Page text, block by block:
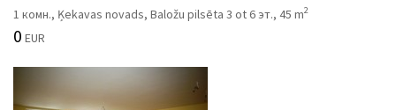
1 комн., Ķekavas novads, Baložu pilsēta 3 ot 6 эт., 45 m2
0 EUR